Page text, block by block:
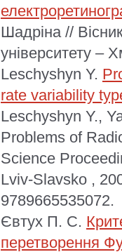
Шадріна //
університету –
Leschyshyn Y.
rate variability
Leschyshyn Y.,
Problems of
Science
Lviv-Slavsko ,
9789665535072.
Євтух П. С.
перетворення